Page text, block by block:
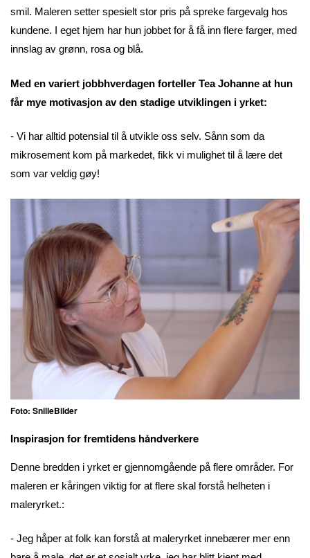
smil. Maleren setter spesielt stor pris på spreke fargevalg hos
kundene. I eget hjem har hun jobbet for å få inn flere farger, med
innslag av grønn, rosa og blå.
Med en variert jobbhverdagen forteller Tea Johanne at hun
får mye motivasjon av den stadige utviklingen i yrket:
- Vi har alltid potensial til å utvikle oss selv. Sånn som da
mikrosement kom på markedet, fikk vi mulighet til å lære det
som var veldig gøy!
Foto: SnilleBilder
Inspirasjon for fremtidens håndverkere
Denne bredden i yrket er gjennomgående på flere områder. For
maleren er kåringen viktig for at flere skal forstå helheten i
maleryrket.:
- Jeg håper at folk kan forstå at maleryrket innebærer mer enn